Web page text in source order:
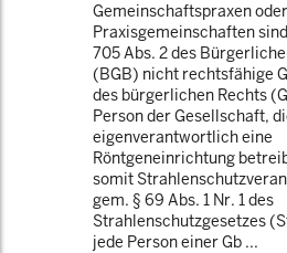
Gemeinschaftspraxen oder
Praxisgemeinschaften
705 Abs. 2 des
(BGB) nicht rechtsfähige
des bürgerlichen Rechts
Person der Gesellschaft,
eigenverantwortlich eine
Röntgeneinrichtung
somit
gem. § 69 Abs. 1 Nr. 1 des
Strahlenschutzgesetzes
jede Person einer Gb ...